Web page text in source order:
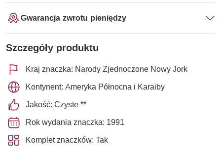
Gwarancja zwrotu pieniędzy
Szczegóły produktu
Kraj znaczka: Narody Zjednoczone Nowy Jork
Kontynent: Ameryka Północna i Karaiby
Jakość: Czyste **
Rok wydania znaczka: 1991
Komplet znaczków: Tak